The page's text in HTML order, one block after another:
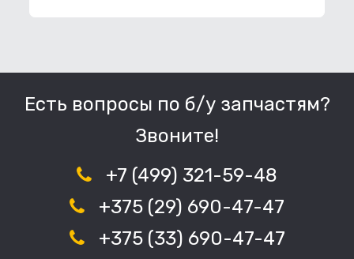
Есть вопросы по б/у запчастям?
Звоните!
+7 (499) 321-59-48
+375 (29) 690-47-47
+375 (33) 690-47-47